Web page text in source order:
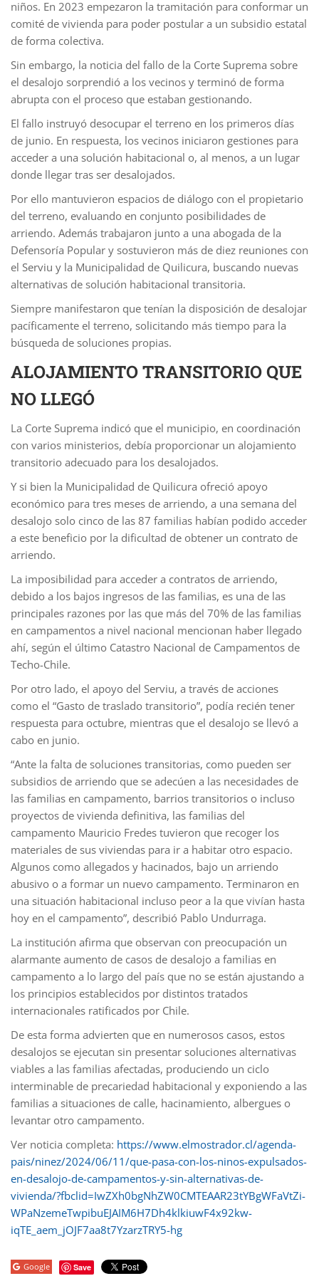
niños. En 2023 empezaron la tramitación para conformar un
comité de vivienda para poder postular a un subsidio estatal
de forma colectiva.
Sin embargo, la noticia del fallo de la Corte Suprema sobre
el desalojo sorprendió a los vecinos y terminó de forma
abrupta con el proceso que estaban gestionando.
El fallo instruyó desocupar el terreno en los primeros días
de junio. En respuesta, los vecinos iniciaron gestiones para
acceder a una solución habitacional o, al menos, a un lugar
donde llegar tras ser desalojados.
Por ello mantuvieron espacios de diálogo con el propietario
del terreno, evaluando en conjunto posibilidades de
arriendo. Además trabajaron junto a una abogada de la
Defensoría Popular y sostuvieron más de diez reuniones con
el Serviu y la Municipalidad de Quilicura, buscando nuevas
alternativas de solución habitacional transitoria.
Siempre manifestaron que tenían la disposición de desalojar
pacíficamente el terreno, solicitando más tiempo para la
búsqueda de soluciones propias.
ALOJAMIENTO TRANSITORIO QUE
NO LLEGÓ
La Corte Suprema indicó que el municipio, en coordinación
con varios ministerios, debía proporcionar un alojamiento
transitorio adecuado para los desalojados.
Y si bien la Municipalidad de Quilicura ofreció apoyo
económico para tres meses de arriendo, a una semana del
desalojo solo cinco de las 87 familias habían podido acceder
a este beneficio por la dificultad de obtener un contrato de
arriendo.
La imposibilidad para acceder a contratos de arriendo,
debido a los bajos ingresos de las familias, es una de las
principales razones por las que más del 70% de las familias
en campamentos a nivel nacional mencionan haber llegado
ahí, según el último Catastro Nacional de Campamentos de
Techo-Chile.
Por otro lado, el apoyo del Serviu, a través de acciones
como el “Gasto de traslado transitorio”, podía recién tener
respuesta para octubre, mientras que el desalojo se llevó a
cabo en junio.
“Ante la falta de soluciones transitorias, como pueden ser
subsidios de arriendo que se adecúen a las necesidades de
las familias en campamento, barrios transitorios o incluso
proyectos de vivienda definitiva, las familias del
campamento Mauricio Fredes tuvieron que recoger los
materiales de sus viviendas para ir a habitar otro espacio.
Algunos como allegados y hacinados, bajo un arriendo
abusivo o a formar un nuevo campamento. Terminaron en
una situación habitacional incluso peor a la que vivían hasta
hoy en el campamento”, describió Pablo Undurraga.
La institución afirma que observan con preocupación un
alarmante aumento de casos de desalojo a familias en
campamento a lo largo del país que no se están ajustando a
los principios establecidos por distintos tratados
internacionales ratificados por Chile.
De esta forma advierten que en numerosos casos, estos
desalojos se ejecutan sin presentar soluciones alternativas
viables a las familias afectadas, produciendo un ciclo
interminable de precariedad habitacional y exponiendo a las
familias a situaciones de calle, hacinamiento, albergues o
levantar otro campamento.
Ver noticia completa: https://www.elmostrador.cl/agenda-
pais/ninez/2024/06/11/que-pasa-con-los-ninos-expulsados-
en-desalojo-de-campamentos-y-sin-alternativas-de-
vivienda/?fbclid=IwZXh0bgNhZW0CMTEAAR23tYBgWFaVtZi-
WPaNzemeTwpibuEJAIM6H7Dh4klkiuwF4x92kw-
iqTE_aem_jOJF7aa8t7YzarzTRY5-hg
Google Save